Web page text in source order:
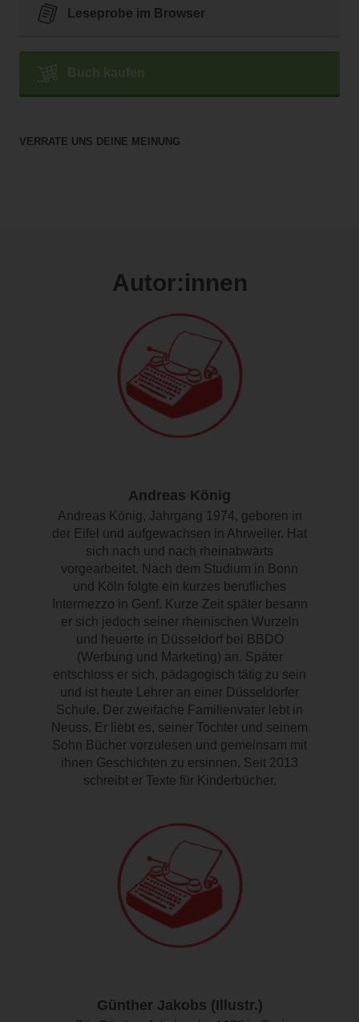
Leseprobe im Browser
Buch kaufen
VERRATE UNS DEINE MEINUNG
Autor:innen
Andreas König
Andreas König, Jahrgang 1974, geboren in
der Eifel und aufgewachsen in Ahrweiler. Hat
sich nach und nach rheinabwärts
vorgearbeitet. Nach dem Studium in Bonn
und Köln folgte ein kurzes berufliches
Intermezzo in Genf. Kurze Zeit später besann
er sich jedoch seiner rheinischen Wurzeln
und heuerte in Düsseldorf bei BBDO
(Werbung und Marketing) an. Später
entschloss er sich, pädagogisch tätig zu sein
und ist heute Lehrer an einer Düsseldorfer
Schule. Der zweifache Familienvater lebt in
Neuss. Er liebt es, seiner Tochter und seinem
Sohn Bücher vorzulesen und gemeinsam mit
ihnen Geschichten zu ersinnen. Seit 2013
schreibt er Texte für Kinderbücher.
Günther Jakobs (Illustr.)